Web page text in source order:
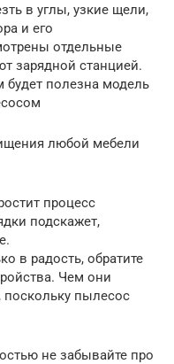
в углы, узкие щели,
и его
отдельные
зарядной станцией.
будет полезна модель
любой мебели
процесс
подскажет,
в радость, обратите
Чем они
поскольку пылесос
не забывайте про